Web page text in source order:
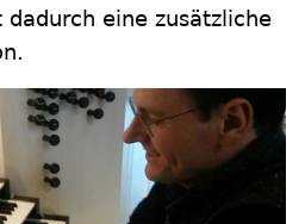
eine zusätzliche